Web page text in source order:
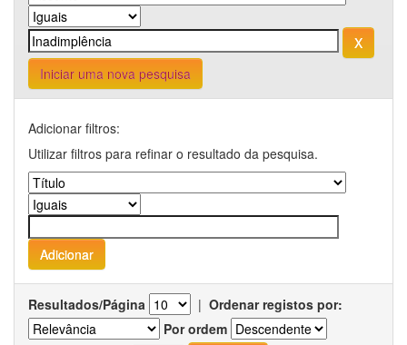
Iniciar uma nova pesquisa
Adicionar filtros:
Utilizar filtros para refinar o resultado da pesquisa.
Resultados/Página | Ordenar registos por:
Por ordem